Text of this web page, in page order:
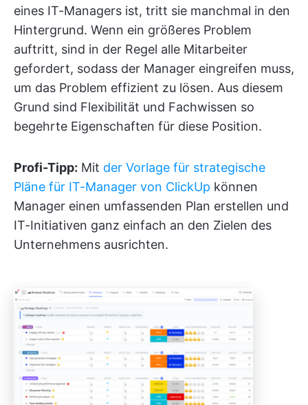
eines IT-Managers ist, tritt sie manchmal in den
Hintergrund. Wenn ein größeres Problem
auftritt, sind in der Regel alle Mitarbeiter
gefordert, sodass der Manager eingreifen muss,
um das Problem effizient zu lösen. Aus diesem
Grund sind Flexibilität und Fachwissen so
begehrte Eigenschaften für diese Position.
Profi-Tipp: Mit der Vorlage für strategische
Pläne für IT-Manager von ClickUp können
Manager einen umfassenden Plan erstellen und
IT-Initiativen ganz einfach an den Zielen des
Unternehmens ausrichten.